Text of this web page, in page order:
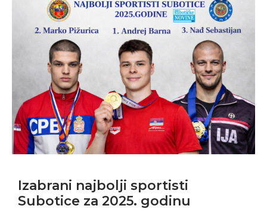
Izabrani najbolji sportisti
Subotice za 2025. godinu